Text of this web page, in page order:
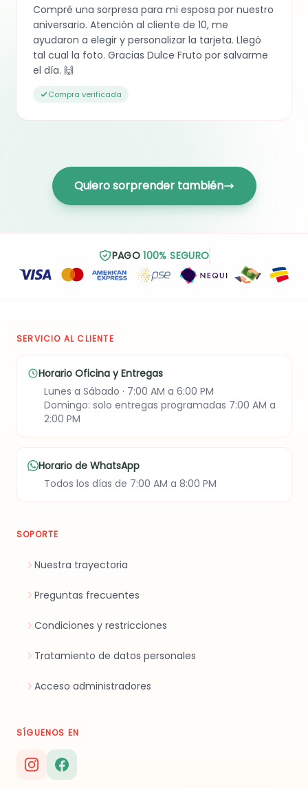
Compré una sorpresa para mi esposa por nuestro
aniversario. Atención al cliente de 10, me
ayudaron a elegir y personalizar la tarjeta. Llegó
tal cual la foto. Gracias Dulce Fruto por salvarme
el día. 🙌
Compra verificada
Quiero sorprender también
PAGO100% SEGURO
SERVICIO AL CLIENTE
Horario Oficina y Entregas
Lunes a Sábado · 7:00 AM a 6:00 PM
Domingo: solo entregas programadas 7:00 AM a
2:00 PM
Horario de WhatsApp
Todos los días de 7:00 AM a 8:00 PM
SOPORTE
Nuestra trayectoria
Preguntas frecuentes
Condiciones y restricciones
Tratamiento de datos personales
Acceso administradores
SÍGUENOS EN